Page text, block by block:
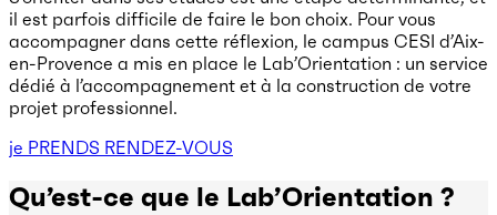
il est parfois difficile de faire le bon choix. Pour vous
accompagner dans cette réflexion, le campus CESI d’Aix-
en-Provence a mis en place le Lab’Orientation : un service
dédié à l’accompagnement et à la construction de votre
projet professionnel.
je PRENDS RENDEZ-VOUS
Qu’est-ce que le Lab’Orientation ?